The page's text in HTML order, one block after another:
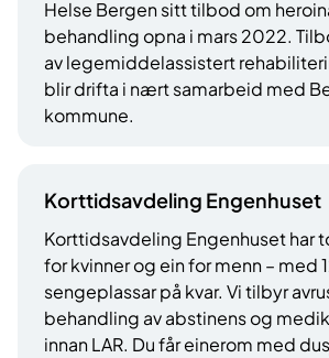
Helse Bergen sitt tilbod om
behandling opna i mars 2022.
av legemiddelassistert
blir drifta i nært samarbeid med
kommune.
Korttidsavdeling Engenhuset
Korttidsavdeling Engenhuset har
for kvinner og ein for menn – med
sengeplassar på kvar. Vi tilbyr
behandling av abstinens og
innan LAR. Du får einerom med